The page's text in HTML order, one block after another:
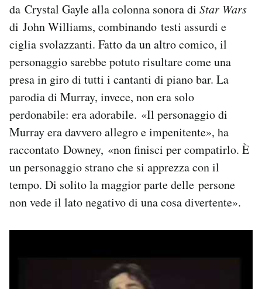
da Crystal Gayle alla colonna sonora di Star Wars
di John Williams, combinando testi assurdi e
ciglia svolazzanti. Fatto da un altro comico, il
personaggio sarebbe potuto risultare come una
presa in giro di tutti i cantanti di piano bar. La
parodia di Murray, invece, non era solo
perdonabile: era adorabile. «Il personaggio di
Murray era davvero allegro e impenitente», ha
raccontato Downey, «non finisci per compatirlo. È
un personaggio strano che si apprezza con il
tempo. Di solito la maggior parte delle persone
non vede il lato negativo di una cosa divertente».